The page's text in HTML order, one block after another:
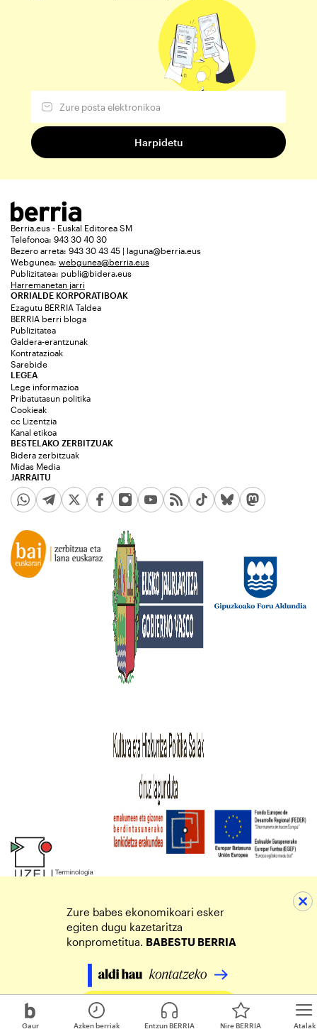
Gaur Atalak
Azken berriak Entzun BERRIA Nire BERRIA
Berria.eus - Euskal Editorea SM
Telefonoa: 943 30 40 30
Bezero arreta: 943 30 43 45 | laguna@berria.eus
Webgunea: webgunea@berria.eus
Publizitatea: publi@bidera.eus
Harremanetan jarri
ORRIALDE KORPORATIBOAK
Ezagutu BERRIA Taldea
BERRIA berri bloga
Publizitatea
Galdera-erantzunak
Kontratazioak
Sarebide
JARRAITU
LEGEA
Lege informazioa
Pribatutasun politika
Cookieak
cc Lizentzia
Kanal etikoa
BESTELAKO ZERBITZUAK
Bidera zerbitzuak
Midas Media
Zure babes ekonomikoari esker
egiten dugu kazetaritza
konprometitua. BABESTU BERRIA
Egin zure ekarpena